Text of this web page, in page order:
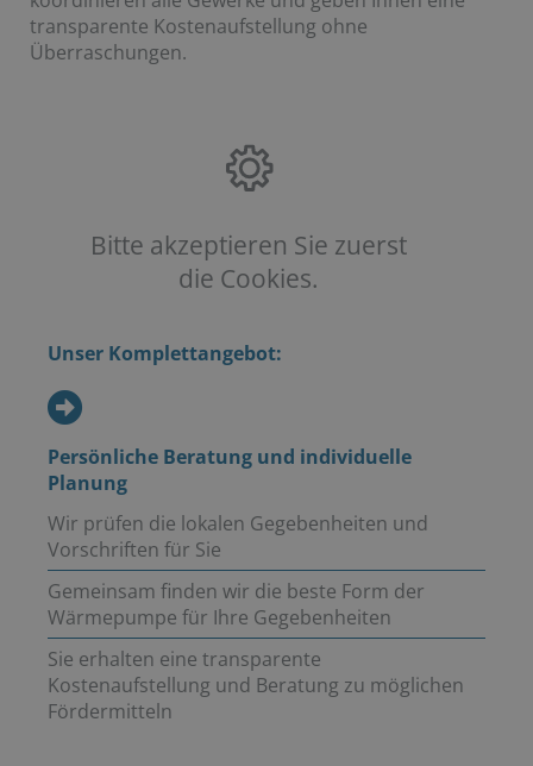
transparente Kostenaufstellung ohne
Überraschungen.
Bitte akzeptieren Sie zuerst
die Cookies.
Unser Komplettangebot:
Persönliche Beratung und individuelle
Planung
Wir prüfen die lokalen Gegebenheiten und
Vorschriften für Sie
Gemeinsam finden wir die beste Form der
Wärmepumpe für Ihre Gegebenheiten
Sie erhalten eine transparente
Kostenaufstellung und Beratung zu möglichen
Fördermitteln